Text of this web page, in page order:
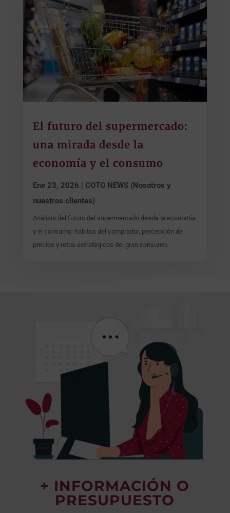
El futuro del supermercado:
una mirada desde la
economía y el consumo
Ene 23, 2026
COTO NEWS (Nosotros y
nuestros clientes)
Análisis del futuro del supermercado desde la economía
y el consumo: hábitos del comprador, percepción de
precios y retos estratégicos del gran consumo.
+ INFORMACIÓN O
PRESUPUESTO